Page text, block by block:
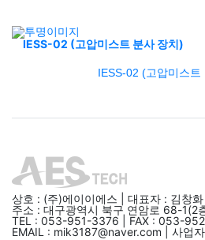
IESS-02 (고압미스트 분사 장치)
IESS-02 (고압미스트
상호 : (주)에이이에스 | 대표자 : 김창화
주소 : 대구광역시 북구 연암로 68-1(2
TEL : 053-951-3376 | FAX : 053-
EMAIL : mik3187@naver.com | 사업